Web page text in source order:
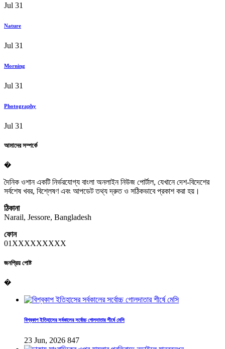
Jul 31
Nature
Jul 31
Morning
Jul 31
Photography
Jul 31
আমাদের সম্পর্কে
�
দৈনিক ওশান একটি নির্ভরযোগ্য বাংলা অনলাইন নিউজ পোর্টাল, যেখানে দেশ-বিদেশের
সর্বশেষ খবর, বিশ্লেষণ এবং আপডেট তথ্য দ্রুত ও সঠিকভাবে প্রকাশ করা হয়।
ঠিকানা
Narail, Jessore, Bangladesh
ফোন
01XXXXXXXXX
জনপ্রিয় পোষ্ট
�
বিশ্বকাপ ইতিহাসের সর্বকালের সর্বোচ্চ গোলদাতার শীর্ষে মেসি
23 Jun, 2026 847